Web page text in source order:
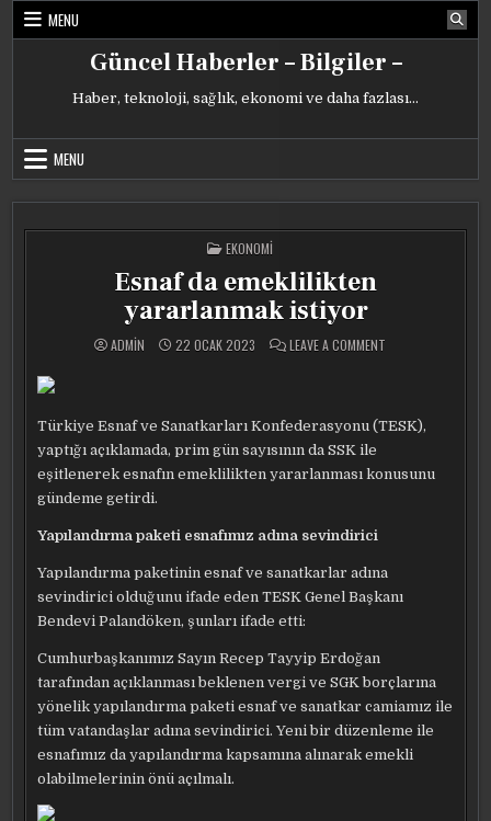
Skip
MENU
Güncel Haberler – Bilgiler –
Haber, teknoloji, sağlık, ekonomi ve daha fazlası…
MENU
POSTED
IN
EKONOMI
Esnaf da emeklilikten
yararlanmak istiyor
ADMIN 22 OCAK 2023 LEAVE A COMMENT
Türkiye Esnaf ve Sanatkarları Konfederasyonu (TESK),
yaptığı açıklamada, prim gün sayısının da SSK ile
eşitlenerek esnafın emeklilikten yararlanması konusunu
gündeme getirdi.
Yapılandırma paketi esnafımız adına sevindirici
Yapılandırma paketinin esnaf ve sanatkarlar adına
sevindirici olduğunu ifade eden TESK Genel Başkanı
Bendevi Palandöken, şunları ifade etti:
Cumhurbaşkanımız Sayın Recep Tayyip Erdoğan
tarafından açıklanması beklenen vergi ve SGK borçlarına
yönelik yapılandırma paketi esnaf ve sanatkar camiamız ile
tüm vatandaşlar adına sevindirici. Yeni bir düzenleme ile
esnafımız da yapılandırma kapsamına alınarak emekli
olabilmelerinin önü açılmalı.